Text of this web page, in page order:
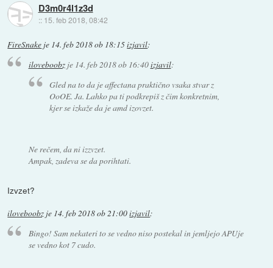
D3m0r4l1z3d
:: 15. feb 2018, 08:42
FireSnake je 14. feb 2018 ob 18:15izjavil:
iloveboobzje 14. feb 2018 ob 16:40izjavil:
Gled na to da je affectana praktično vsaka stvar z
OoOE. Ja. Lahko pa ti podkrepiš z čim konkretnim,
kjer se izkaže da je amd izovzet.
Ne rečem, da ni izzvzet.
Ampak, zadeva se da porihtati.
Izvzet?
iloveboobz je 14. feb 2018 ob 21:00izjavil:
Bingo! Sam nekateri to se vedno niso postekal in jemljejo APUje
se vedno kot 7 cudo.